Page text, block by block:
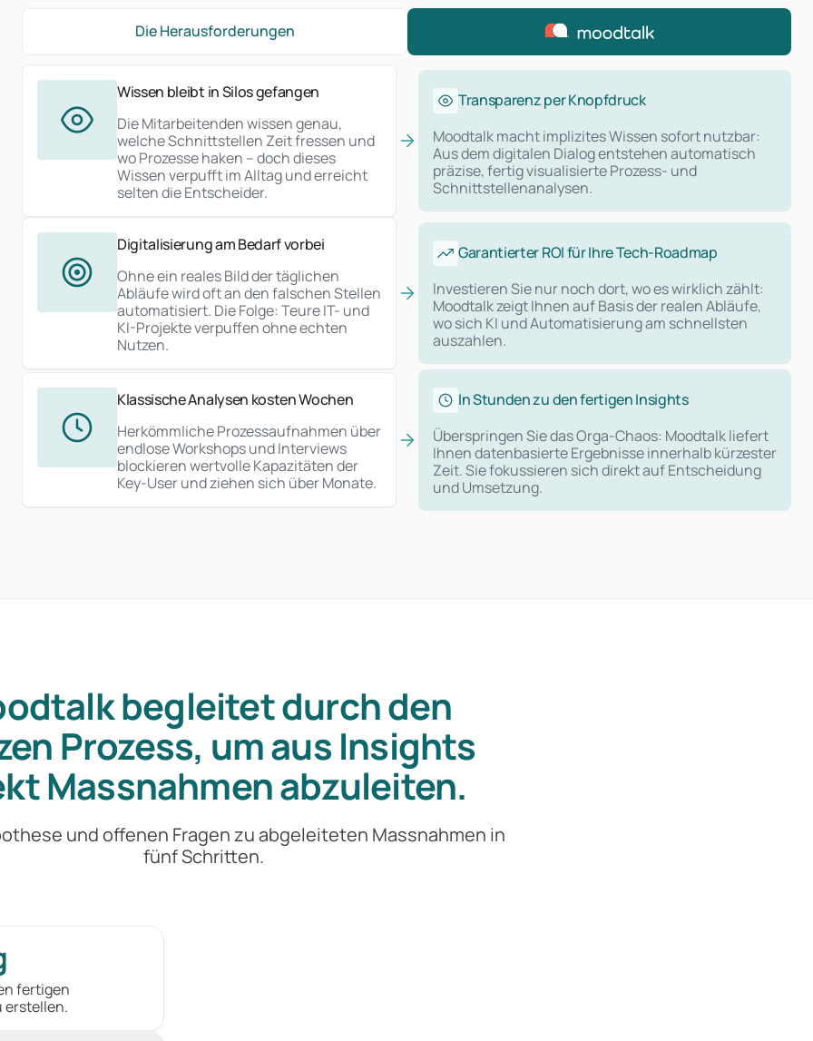
Die Herausforderungen
Wissen bleibt in Silos gefangen
Die Mitarbeitenden wissen genau,
welche Schnittstellen Zeit fressen und
wo Prozesse haken – doch dieses
Wissen verpufft im Alltag und erreicht
selten die Entscheider.
Transparenz per Knopfdruck
Moodtalk macht implizites Wissen sofort nutzbar:
Aus dem digitalen Dialog entstehen automatisch
präzise, fertig visualisierte Prozess- und
Schnittstellenanalysen.
Digitalisierung am Bedarf vorbei
Ohne ein reales Bild der täglichen
Abläufe wird oft an den falschen Stellen
automatisiert. Die Folge: Teure IT- und
KI-Projekte verpuffen ohne echten
Nutzen.
Garantierter ROI für Ihre Tech-Roadmap
Investieren Sie nur noch dort, wo es wirklich zählt:
Moodtalk zeigt Ihnen auf Basis der realen Abläufe,
wo sich KI und Automatisierung am schnellsten
auszahlen.
Klassische Analysen kosten Wochen
Herkömmliche Prozessaufnahmen über
endlose Workshops und Interviews
blockieren wertvolle Kapazitäten der
Key-User und ziehen sich über Monate.
In Stunden zu den fertigen Insights
Überspringen Sie das Orga-Chaos: Moodtalk liefert
Ihnen datenbasierte Ergebnisse innerhalb kürzester
Zeit. Sie fokussieren sich direkt auf Entscheidung
und Umsetzung.
begleitet durch den
Prozess, um aus Insights
Massnahmen abzuleiten.
und offenen Fragen zu abgeleiteten Massnahmen in
fünf Schritten.
fertigen
erstellen.